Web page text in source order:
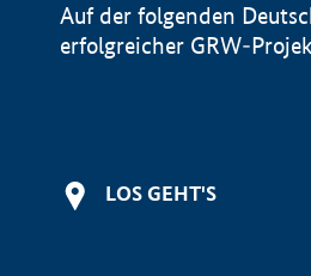
Auf der folgenden
erfolgreicher GRW-
LOS GEHT'S